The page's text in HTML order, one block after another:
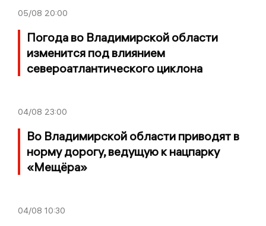
05/08 20:00
Погода во Владимирской области
изменится под влиянием
североатлантического циклона
04/08 23:00
Во Владимирской области приводят в
норму дорогу, ведущую к нацпарку
«Мещёра»
04/08 10:30